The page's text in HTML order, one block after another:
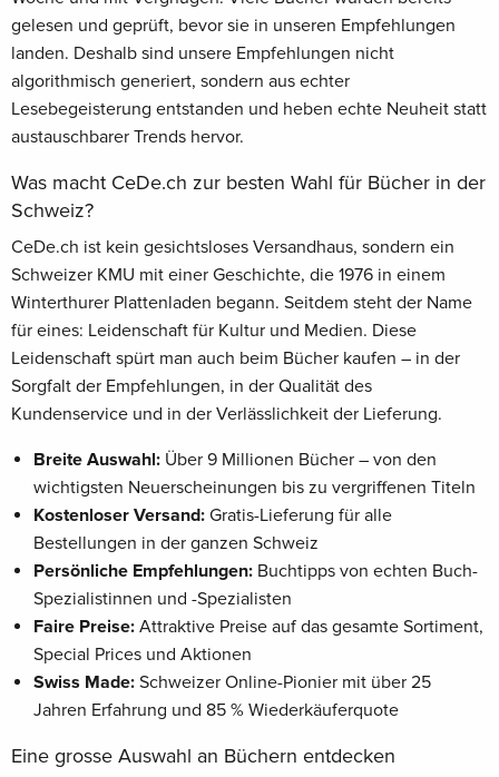
gelesen und geprüft, bevor sie in unseren Empfehlungen
landen. Deshalb sind unsere Empfehlungen nicht
algorithmisch generiert, sondern aus echter
Lesebegeisterung entstanden und heben echte Neuheit statt
austauschbarer Trends hervor.
Was macht CeDe.ch zur besten Wahl für Bücher in der
Schweiz?
CeDe.ch ist kein gesichtsloses Versandhaus, sondern ein
Schweizer KMU mit einer Geschichte, die 1976 in einem
Winterthurer Plattenladen begann. Seitdem steht der Name
für eines: Leidenschaft für Kultur und Medien. Diese
Leidenschaft spürt man auch beim Bücher kaufen – in der
Sorgfalt der Empfehlungen, in der Qualität des
Kundenservice und in der Verlässlichkeit der Lieferung.
Breite Auswahl: Über 9 Millionen Bücher – von den
wichtigsten Neuerscheinungen bis zu vergriffenen Titeln
Kostenloser Versand: Gratis-Lieferung für alle
Bestellungen in der ganzen Schweiz
Persönliche Empfehlungen: Buchtipps von echten Buch-
Spezialistinnen und -Spezialisten
Faire Preise: Attraktive Preise auf das gesamte Sortiment,
Special Prices und Aktionen
Swiss Made: Schweizer Online-Pionier mit über 25
Jahren Erfahrung und 85 % Wiederkäuferquote
Eine grosse Auswahl an Büchern entdecken